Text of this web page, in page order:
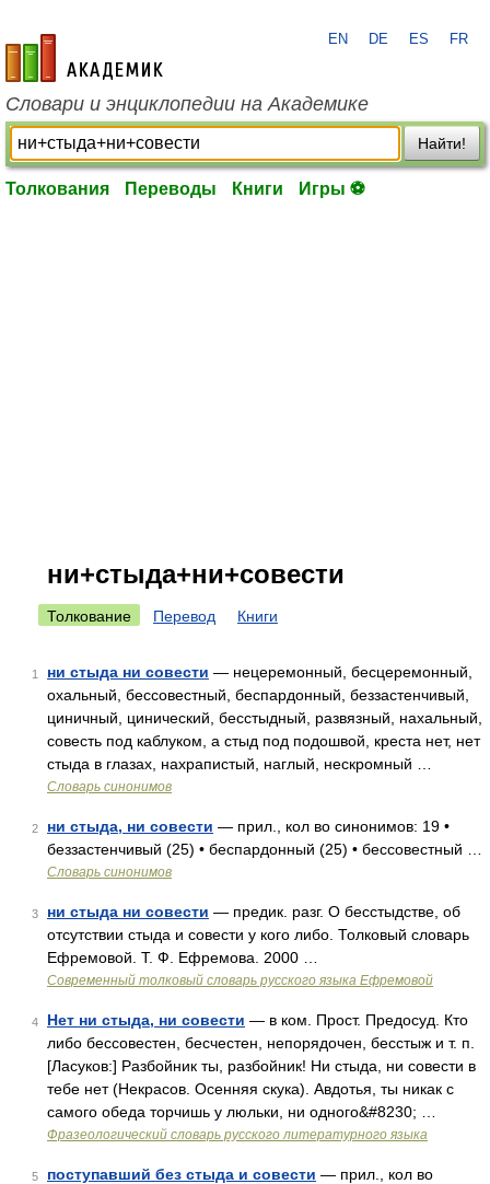
academic.ru
EN DE ES FR
Словари и энциклопедии на Академике
Найти!
Толкования Переводы Книги Игры ⚽
ни+стыда+ни+совести
Толкование Перевод Книги
1 ни стыда ни совести — нецеремонный, бесцеремонный,
охальный, бессовестный, беспардонный, беззастенчивый,
циничный, цинический, бесстыдный, развязный, нахальный,
совесть под каблуком, а стыд под подошвой, креста нет, нет
стыда в глазах, нахрапистый, наглый, нескромный …
Словарь синонимов
2 ни стыда, ни совести — прил., кол во синонимов: 19 •
беззастенчивый (25) • беспардонный (25) • бессовестный …
Словарь синонимов
3 ни стыда ни совести — предик. разг. О бесстыдстве, об
отсутствии стыда и совести у кого либо. Толковый словарь
Ефремовой. Т. Ф. Ефремова. 2000 …
Современный толковый словарь русского языка Ефремовой
4 Нет ни стыда, ни совести — в ком. Прост. Предосуд. Кто
либо бессовестен, бесчестен, непорядочен, бесстыж и т. п.
[Ласуков:] Разбойник ты, разбойник! Ни стыда, ни совести в
тебе нет (Некрасов. Осенняя скука). Авдотья, ты никак с
самого обеда торчишь у люльки, ни одного&#8230; …
Фразеологический словарь русского литературного языка
5 поступавший без стыда и совести — прил., кол во